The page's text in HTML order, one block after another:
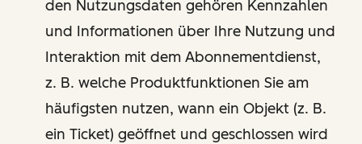
den Nutzungsdaten gehören Kennzahlen
und Informationen über Ihre Nutzung und
Interaktion mit dem Abonnementdienst,
z. B. welche Produktfunktionen Sie am
häufigsten nutzen, wann ein Objekt (z. B.
ein Ticket) geöffnet und geschlossen wird